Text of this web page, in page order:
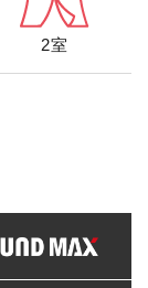
2室